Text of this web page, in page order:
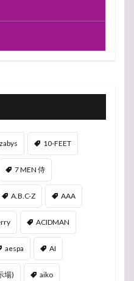
10-FEET
7 MEN 侍
A.B.C-Z AAA
ACIDMAN
aespa AI
場) aiko